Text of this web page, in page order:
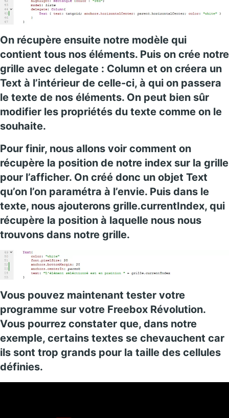
On récupère ensuite notre modèle qui
contient tous nos éléments. Puis on crée notre
grille avec delegate : Column et on créera un
Text à l’intérieur de celle-ci, à qui on passera
le texte de nos éléments. On peut bien sûr
modifier les propriétés du texte comme on le
souhaite.
Pour finir, nous allons voir comment on
récupère la position de notre index sur la grille
pour l’afficher. On créé donc un objet Text
qu’on l’on paramétra à l’envie. Puis dans le
texte, nous ajouterons grille.currentIndex, qui
récupère la position à laquelle nous nous
trouvons dans notre grille.
Vous pouvez maintenant tester votre
programme sur votre Freebox Révolution.
Vous pourrez constater que, dans notre
exemple, certains textes se chevauchent car
ils sont trop grands pour la taille des cellules
définies.